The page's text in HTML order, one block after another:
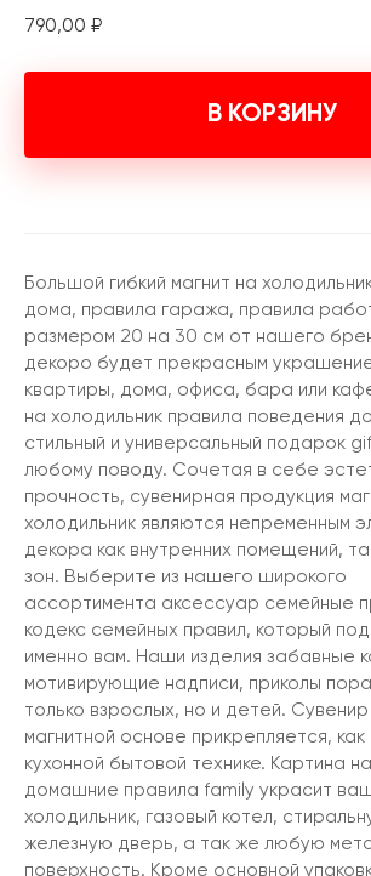
790,00 ₽
В КОРЗИНУ
Большой гибкий магнит на
дома, правила гаража, правила
размером 20 на 30 см от нашего
декоро будет прекрасным
квартиры, дома, офиса, бара или
на холодильник правила поведения
стильный и универсальный подарок
любому поводу. Сочетая в себе
прочность, сувенирная продукция
холодильник являются непременным
декора как внутренних помещений,
зон. Выберите из нашего широкого
ассортимента аксессуар семейные
кодекс семейных правил, который
именно вам. Наши изделия забавные
мотивирующие надписи, приколы
только взрослых, но и детей. Сувенир
магнитной основе прикрепляется, как
кухонной бытовой технике. Картина
домашние правила family украсит
холодильник, газовый котел,
железную дверь, а так же любую
поверхность. Кроме основной